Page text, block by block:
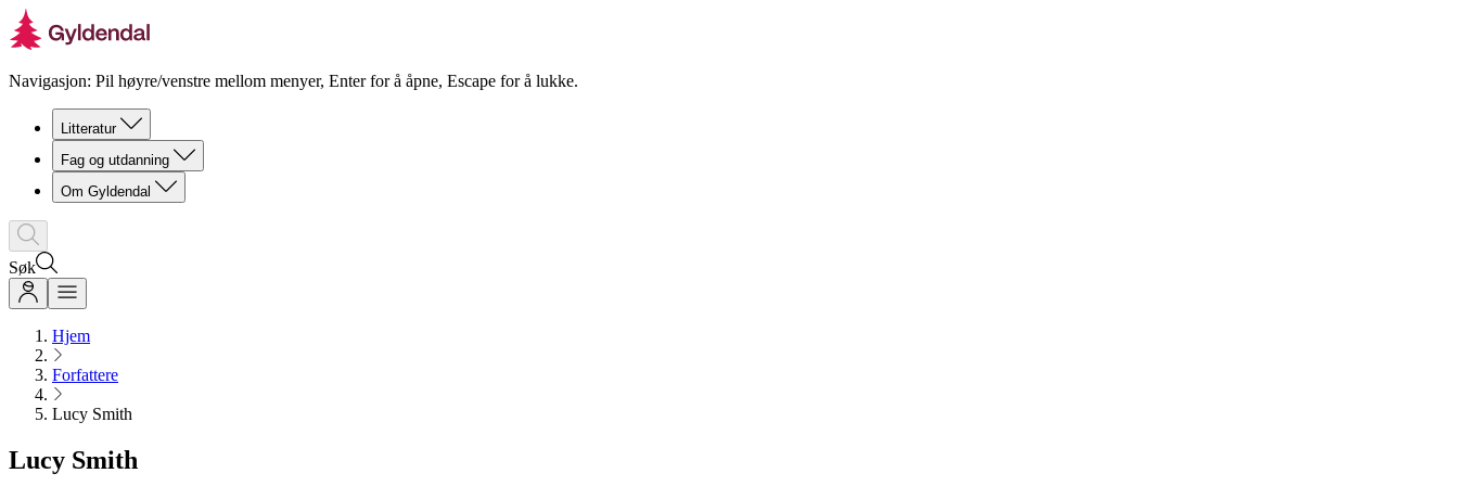
Navigasjon: Pil høyre/venstre mellom menyer, Enter for å åpne, Escape for å lukke.
Litteratur
Fag og utdanning
Om Gyldendal
Søk
Hjem
Forfattere
Lucy Smith
Lucy Smith